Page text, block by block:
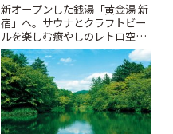
新オープンした銭湯「黄金湯 新
宿」へ。サウナとクラフトビー
ルを楽しむ癒やしのレトロ空間
| ことりっぷ